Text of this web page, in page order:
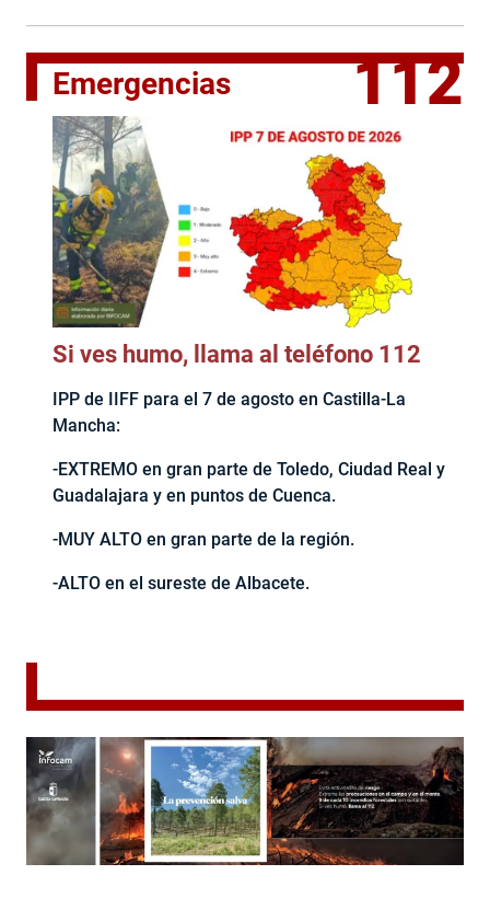
Emergencias 112
Si ves humo, llama al teléfono 112
IPP de IIFF para el 7 de agosto en Castilla-La
Mancha:
-EXTREMO en gran parte de Toledo, Ciudad Real y
Guadalajara y en puntos de Cuenca.
-MUY ALTO en gran parte de la región.
-ALTO en el sureste de Albacete.